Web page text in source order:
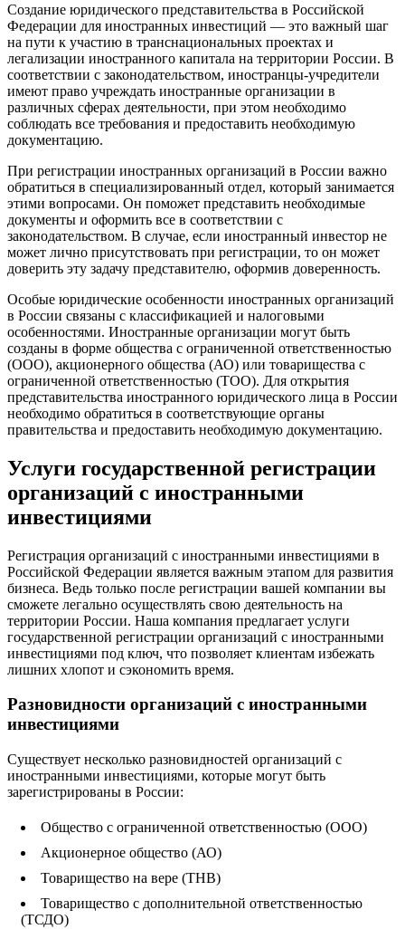
Создание юридического представительства в Российской
Федерации для иностранных инвестиций — это важный шаг
на пути к участию в транснациональных проектах и
легализации иностранного капитала на территории России. В
соответствии с законодательством, иностранцы-учредители
имеют право учреждать иностранные организации в
различных сферах деятельности, при этом необходимо
соблюдать все требования и предоставить необходимую
документацию.
При регистрации иностранных организаций в России важно
обратиться в специализированный отдел, который занимается
этими вопросами. Он поможет представить необходимые
документы и оформить все в соответствии с
законодательством. В случае, если иностранный инвестор не
может лично присутствовать при регистрации, то он может
доверить эту задачу представителю, оформив доверенность.
Особые юридические особенности иностранных организаций
в России связаны с классификацией и налоговыми
особенностями. Иностранные организации могут быть
созданы в форме общества с ограниченной ответственностью
(ООО), акционерного общества (АО) или товарищества с
ограниченной ответственностью (ТОО). Для открытия
представительства иностранного юридического лица в России
необходимо обратиться в соответствующие органы
правительства и предоставить необходимую документацию.
Услуги государственной регистрации
организаций с иностранными
инвестициями
Регистрация организаций с иностранными инвестициями в
Российской Федерации является важным этапом для развития
бизнеса. Ведь только после регистрации вашей компании вы
сможете легально осуществлять свою деятельность на
территории России. Наша компания предлагает услуги
государственной регистрации организаций с иностранными
инвестициями под ключ, что позволяет клиентам избежать
лишних хлопот и сэкономить время.
Разновидности организаций с иностранными
инвестициями
Существует несколько разновидностей организаций с
иностранными инвестициями, которые могут быть
зарегистрированы в России:
Общество с ограниченной ответственностью (ООО)
Акционерное общество (АО)
Товарищество на вере (ТНВ)
Товарищество с дополнительной ответственностью
(ТСДО)